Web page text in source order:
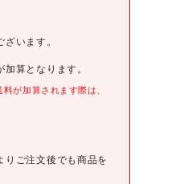
500lm ジュウデンチ
います。
算となります。
が加算されます際は、
りご注文後でも商品を